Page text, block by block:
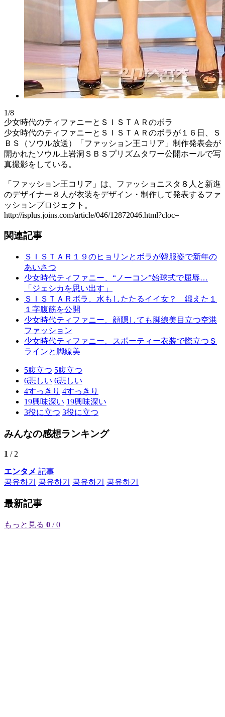
1/8
少女時代のティファニーとＳＩＳＴＡＲのボラ
少女時代のティファニーとＳＩＳＴＡＲのボラが１６日、Ｓ
ＢＳ（ソウル放送）「ファッション王コリア」制作発表会が
開かれたソウル上岩洞ＳＢＳプリズムタワー公開ホールで写
真撮影をしている。
「ファッション王コリア」は、ファッショニスタ８人と新進
のデザイナー８人が衣装をデザイン・制作して発表するファ
ッションプロジェクト。
http://isplus.joins.com/article/046/12872046.html?cloc=
関連記事
ＳＩＳＴＡＲ１９のヒョリンとボラが韓服姿で新年の
あいさつ
少女時代ティファニー、“ノーコン”始球式で屈辱…
「ジェシカを思い出す」
ＳＩＳＴＡＲボラ、水もしたたるイイ女？ 鍛えた１
１字腹筋を公開
少女時代ティファニー、顔隠しても脚線美目立つ空港
ファッション
少女時代ティファニー、スポーティー衣装で際立つＳ
ラインと脚線美
5腹立つ 5腹立つ
6悲しい 6悲しい
4すっきり 4すっきり
19興味深い 19興味深い
3役に立つ 3役に立つ
みんなの感想ランキング
1 / 2
エンタメ 記事
공유하기
공유하기 공유하기 공유하기
最新記事
もっと見る 0 / 0